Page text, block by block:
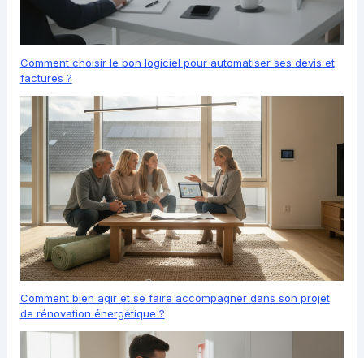
Comment choisir le bon logiciel pour automatiser ses devis et
factures ?
Comment bien agir et se faire accompagner dans son projet
de rénovation énergétique ?